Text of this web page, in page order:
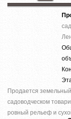
Продается
садоводческом
ровный рельеф и